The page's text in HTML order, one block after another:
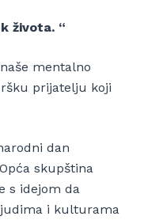
života. “
mentalno
prijatelju koji
dan
skupština
s idejom da
i kulturama